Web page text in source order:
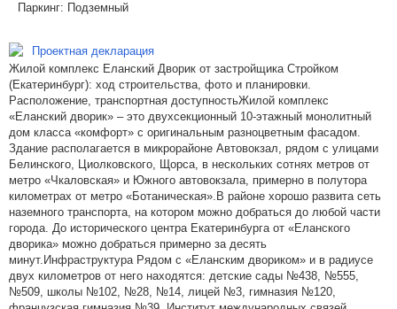
Паркинг: Подземный
Проектная декларация
Жилой комплекс Еланский Дворик от застройщика Стройком
(Екатеринбург): ход строительства, фото и планировки.
Расположение, транспортная доступностьЖилой комплекс
«Еланский дворик» – это двухсекционный 10-этажный монолитный
дом класса «комфорт» с оригинальным разноцветным фасадом.
Здание располагается в микрорайоне Автовокзал, рядом с улицами
Белинского, Циолковского, Щорса, в нескольких сотнях метров от
метро «Чкаловская» и Южного автовокзала, примерно в полутора
километрах от метро «Ботаническая».В районе хорошо развита сеть
наземного транспорта, на котором можно добраться до любой части
города. До исторического центра Екатеринбурга от «Еланского
дворика» можно добраться примерно за десять
минут.Инфраструктура Рядом с «Еланским двориком» и в радиусе
двух километров от него находятся: детские сады №438, №555,
№509, школы №102, №28, №14, лицей №3, гимназия №120,